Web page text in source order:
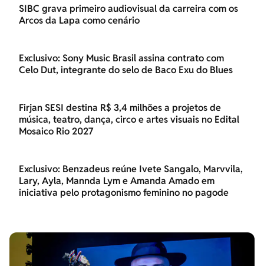
SIBC grava primeiro audiovisual da carreira com os
Arcos da Lapa como cenário
Exclusivo: Sony Music Brasil assina contrato com
Celo Dut, integrante do selo de Baco Exu do Blues
Firjan SESI destina R$ 3,4 milhões a projetos de
música, teatro, dança, circo e artes visuais no Edital
Mosaico Rio 2027
Exclusivo: Benzadeus reúne Ivete Sangalo, Marvvila,
Lary, Ayla, Mannda Lym e Amanda Amado em
iniciativa pelo protagonismo feminino no pagode